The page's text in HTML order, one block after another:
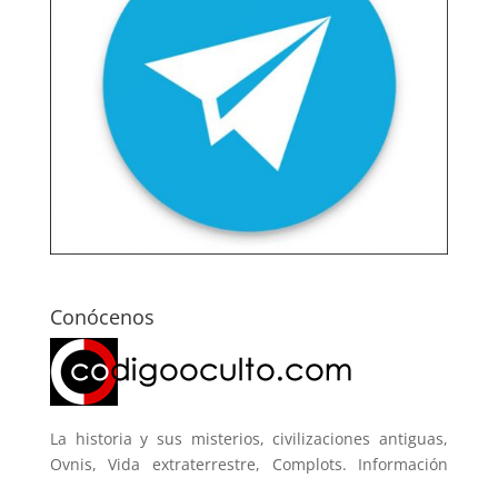
Conócenos
La historia y sus misterios, civilizaciones antiguas,
Ovnis, Vida extraterrestre, Complots. Información